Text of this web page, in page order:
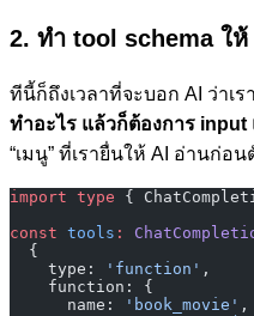
2. ทำ tool schema ให้
ทีนี้ก็ถึงเวลาที่จะบอก AI ว่าเ
ทำอะไร แล้วก็ต้องการ input
“เมนู” ที่เรายื่นให้ AI อ่านก่อ
import type {
const tools :
  {
    type:
'function' ,
    function: {
      name:
'book_movie' ,